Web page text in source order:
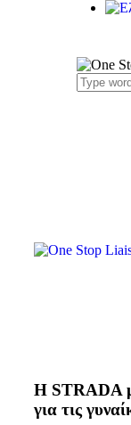
Η STRADA
για τις